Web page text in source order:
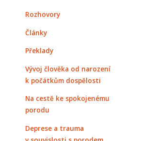
Rozhovory
Články
Překlady
Vývoj člověka od narození
k počátkům dospělosti
Na cestě ke spokojenému
porodu
Deprese a trauma